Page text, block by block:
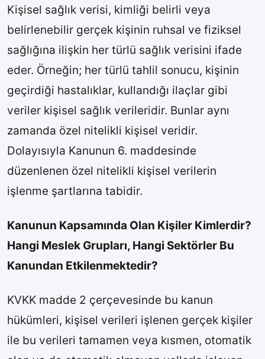
Kişisel sağlık verisi, kimliği belirli veya
belirlenebilir gerçek kişinin ruhsal ve fiziksel
sağlığına ilişkin her türlü sağlık verisini ifade
eder. Örneğin; her türlü tahlil sonucu, kişinin
geçirdiği hastalıklar, kullandığı ilaçlar gibi
veriler kişisel sağlık verileridir. Bunlar aynı
zamanda özel nitelikli kişisel veridir.
Dolayısıyla Kanunun 6. maddesinde
düzenlenen özel nitelikli kişisel verilerin
işlenme şartlarına tabidir.
Kanunun Kapsamında Olan Kişiler Kimlerdir?
Hangi Meslek Grupları, Hangi Sektörler Bu
Kanundan Etkilenmektedir?
KVKK madde 2 çerçevesinde bu kanun
hükümleri, kişisel verileri işlenen gerçek kişiler
ile bu verileri tamamen veya kısmen, otomatik